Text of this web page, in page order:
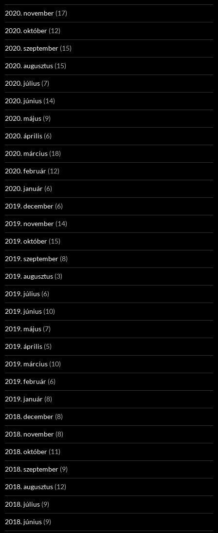
2020. november (17)
2020. október (12)
2020. szeptember (15)
2020. augusztus (15)
2020. július (7)
2020. június (14)
2020. május (9)
2020. április (6)
2020. március (18)
2020. február (12)
2020. január (6)
2019. december (6)
2019. november (14)
2019. október (15)
2019. szeptember (8)
2019. augusztus (3)
2019. július (6)
2019. június (10)
2019. május (7)
2019. április (5)
2019. március (10)
2019. február (6)
2019. január (8)
2018. december (8)
2018. november (8)
2018. október (11)
2018. szeptember (9)
2018. augusztus (12)
2018. július (9)
2018. június (9)